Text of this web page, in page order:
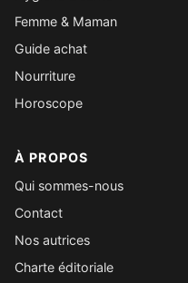
Femme & Maman
Guide achat
Nourriture
Horoscope
À PROPOS
Qui sommes-nous
Contact
Nos autrices
Charte éditoriale